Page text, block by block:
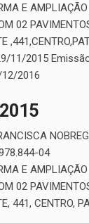
E AMPLIAÇÃO
02
11/2015
2016
04
E AMPLIAÇÃO
02
441, CENTRO,